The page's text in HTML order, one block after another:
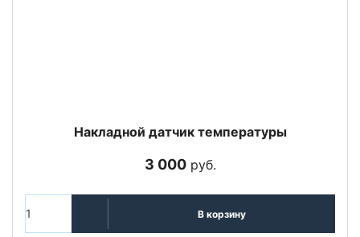
Накладной датчик температуры
3 000руб.
В корзину